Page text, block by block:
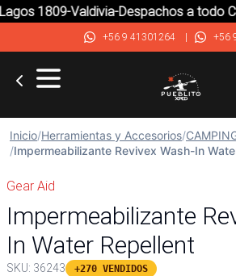
1809-Valdivia-Despachos a todo
+56 9 41301264| +56
Inicio/Herramientas y Accesorios/
/Impermeabilizante Revivex Wash-In
Gear Aid
Impermeabilizante
In Water Repellent
SKU: 36243 +270 VENDIDOS